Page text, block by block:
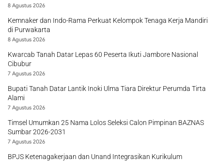
8 Agustus 2026
Kemnaker dan Indo-Rama Perkuat Kelompok Tenaga Kerja Mandiri
di Purwakarta
8 Agustus 2026
Kwarcab Tanah Datar Lepas 60 Peserta Ikuti Jambore Nasional
Cibubur
7 Agustus 2026
Bupati Tanah Datar Lantik Inoki Ulma Tiara Direktur Perumda Tirta
Alami
7 Agustus 2026
Timsel Umumkan 25 Nama Lolos Seleksi Calon Pimpinan BAZNAS
Sumbar 2026-2031
7 Agustus 2026
BPJS Ketenagakerjaan dan Unand Integrasikan Kurikulum